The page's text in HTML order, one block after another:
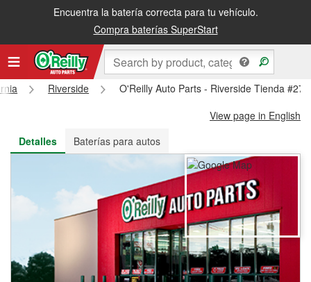
Encuentra la batería correcta para tu vehículo.
Compra baterías SuperStart
Recibe tu orden gratis al día siguiente o recógela en la tienda
Riverside
O'Reilly Auto Parts - Riverside Tienda
View page in English
Detalles
Baterías para autos